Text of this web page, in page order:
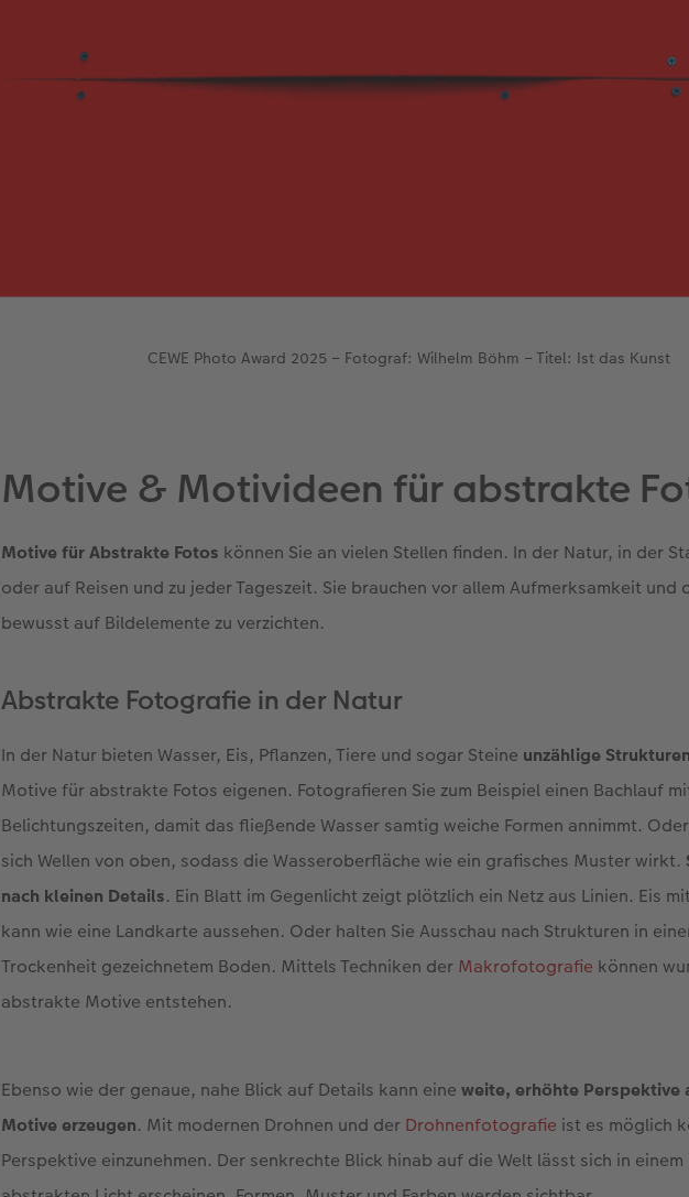
CEWE Photo Award 2025 – Fotograf: Wilhelm Böhm – Titel: Ist das Kunst
Motive & Motivideen für abstrakte
Motive für Abstrakte Fotos können Sie an vielen Stellen finden. In der Natur, in der
oder auf Reisen und zu jeder Tageszeit. Sie brauchen vor allem Aufmerksamkeit und
bewusst auf Bildelemente zu verzichten.
Abstrakte Fotografie in der Natur
In der Natur bieten Wasser, Eis, Pflanzen, Tiere und sogar Steine unzählige Strukturen
Motive für abstrakte Fotos eigenen. Fotografieren Sie zum Beispiel einen Bachlauf
Belichtungszeiten, damit das fließende Wasser samtig weiche Formen annimmt.
sich Wellen von oben, sodass die Wasseroberfläche wie ein grafisches Muster wirkt.
nach kleinen Details. Ein Blatt im Gegenlicht zeigt plötzlich ein Netz aus Linien. Eis
kann wie eine Landkarte aussehen. Oder halten Sie Ausschau nach Strukturen in
Trockenheit gezeichnetem Boden. Mittels Techniken der Makrofotografie können
abstrakte Motive entstehen.
Ebenso wie der genaue, nahe Blick auf Details kann eineweite, erhöhte Perspektive
Motive erzeugen. Mit modernen Drohnen und der Drohnenfotografie ist es möglich
Perspektive einzunehmen. Der senkrechte Blick hinab auf die Welt lässt sich in einem